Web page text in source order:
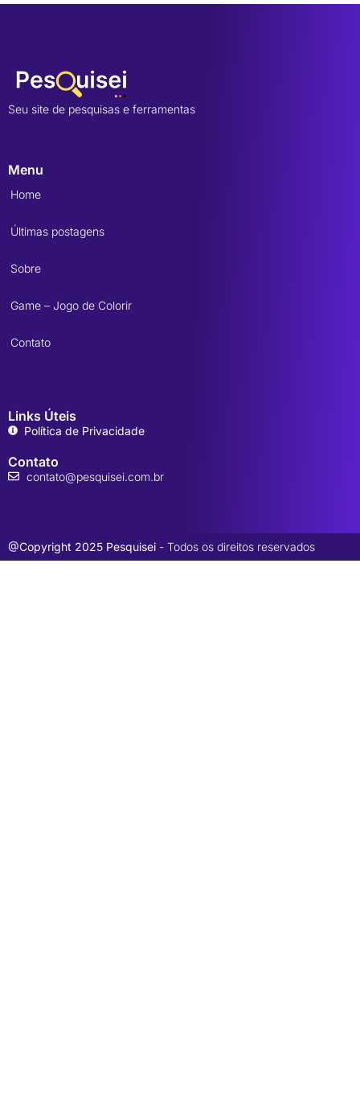
Seu site de pesquisas e ferramentas
Menu
Home
Últimas postagens
Sobre
Game – Jogo de Colorir
Contato
Links Úteis
Política de Privacidade
Contato
contato@pesquisei.com.br
@Copyright 2025 Pesquisei - Todos os direitos reservados